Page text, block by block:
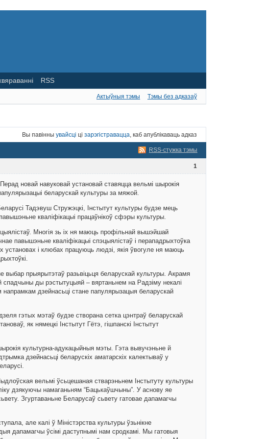
RSS
Актыўныя тэмы Тэмы без адказаў
Вы павінны увайсці ці зарэгістравацца , каб апублікаваць адказ
RSS-стужка тэмы
1
новай навуковай установай ставяцца вельмі шырокія
беларускай культуры за мяжой.
Тадэвуш Стружэцкі, Інстытут культуры будзе мець
кваліфікацыі працаўнікоў сфэры культуры.
Многія зь іх ня маюць профільнай вышэйшай
павышэньне кваліфікацыі спэцыялістаў і перападрыхтоўка
і клюбах працуюць людзі, якія ўвогуле ня маюць
выбар прыярытэтаў разьвіцьця беларускай культуры. Акрамя
спадчыны ды рэстытуцыяй – вяртаньнем на Радзіму некалі
дзейнасьці стане папулярызацыя беларускай
гэтых мэтаў будзе створана сетка цэнтраў беларускай
як нямецкі Інстытут Гётэ, гішпанскі Інстытут
культурна-адукацыйныя мэты. Гэта вывучэньне й
дзейнасьці беларускіх аматарскіх калектываў у
вельмі ўсьцешаная стварэньнем Інстытуту культуры
дзякуючы намаганьням “Бацькаўшчыны”. У аснову яе
Згуртаваньне Беларусаў сьвету гатовае дапамагчы
але калі ў Міністэрства культуры ўзьнікне
дапамагчы ўсімі даступнымі нам сродкамі. Мы гатовыя